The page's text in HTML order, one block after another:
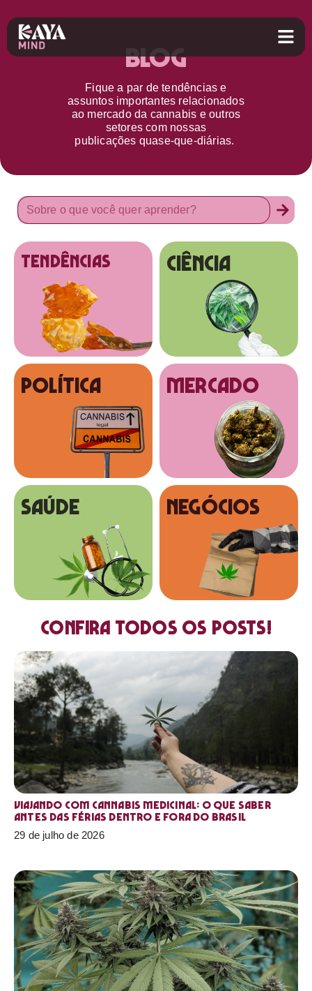
Blog
Fique a par detendências e
assuntos importantes relacionados
ao mercado da cannabis e outros
setorescom nossas
publicações quase-que-diárias.
tendências Ciência
Política MERCADO
SAÚDE NEGÓCIOS
Confira todos os posts!
Viajando com cannabis medicinal: o que saber
antes das férias dentro e fora do Brasil
29 de julho de 2026